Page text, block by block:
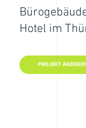
Hotel im
PROJEKT